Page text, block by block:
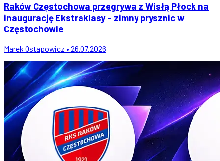
Raków Częstochowa przegrywa z Wisłą Płock na
inaugurację Ekstraklasy – zimny prysznic w
Częstochowie
Marek Ostapowicz • 26.07.2026